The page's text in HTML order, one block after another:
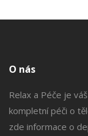
O nás
Relax a Péče je
kompletní péči o
zde informace o